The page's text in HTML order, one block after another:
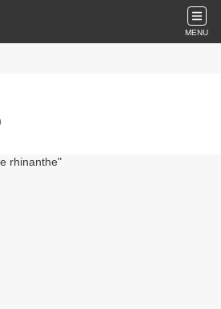
MENU